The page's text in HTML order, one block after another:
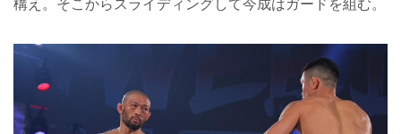
構え。そこからスライディングして今成はガードを組む。